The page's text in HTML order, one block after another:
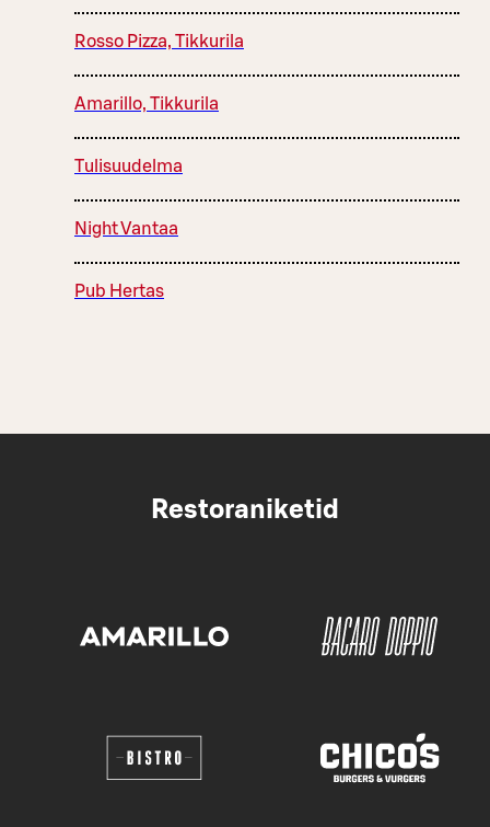
Rosso Pizza, Tikkurila
Amarillo, Tikkurila
Tulisuudelma
Night Vantaa
Pub Hertas
Restoraniketid